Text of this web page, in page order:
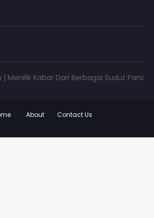
Kabar Dari Berbagai Sudut Pandang |
About Contact Us